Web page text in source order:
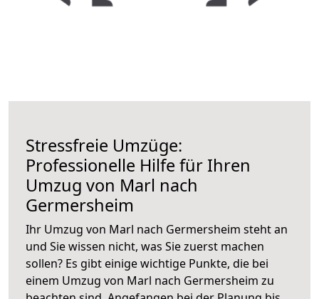
Stressfreie Umzüge:
Professionelle Hilfe für Ihren
Umzug von Marl nach
Germersheim
Ihr Umzug von Marl nach Germersheim steht an
und Sie wissen nicht, was Sie zuerst machen
sollen? Es gibt einige wichtige Punkte, die bei
einem Umzug von Marl nach Germersheim zu